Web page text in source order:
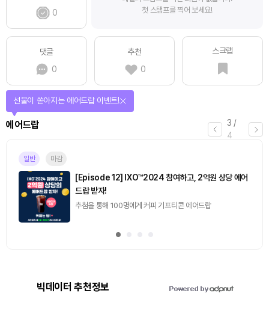
0
첫 스탬프를 찍어 보세요!
댓글
0
추천
0
스크랩
3 /
4
에어드랍
선물이 쏟아지는 에어드랍 이벤트!
일반 마감
[Episode 12] IXO™2024 참여하고, 2억원 상당 에어
드랍 받자!
추첨을 통해 100명에게 커피 기프티콘 에어드랍
빅데이터 추천정보